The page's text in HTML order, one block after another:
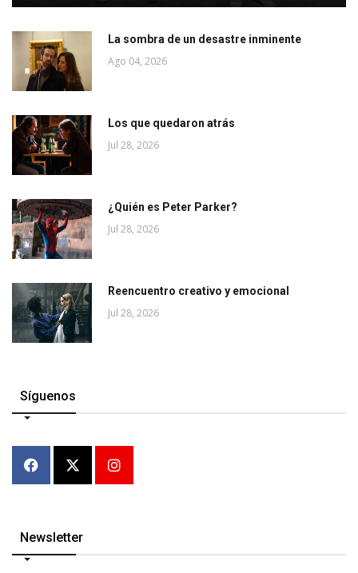
La sombra de un desastre inminente
Ago 04, 2026
Los que quedaron atrás
Jul 28, 2026
¿Quién es Peter Parker?
Jul 28, 2026
Reencuentro creativo y emocional
Jul 28, 2026
Síguenos
Newsletter